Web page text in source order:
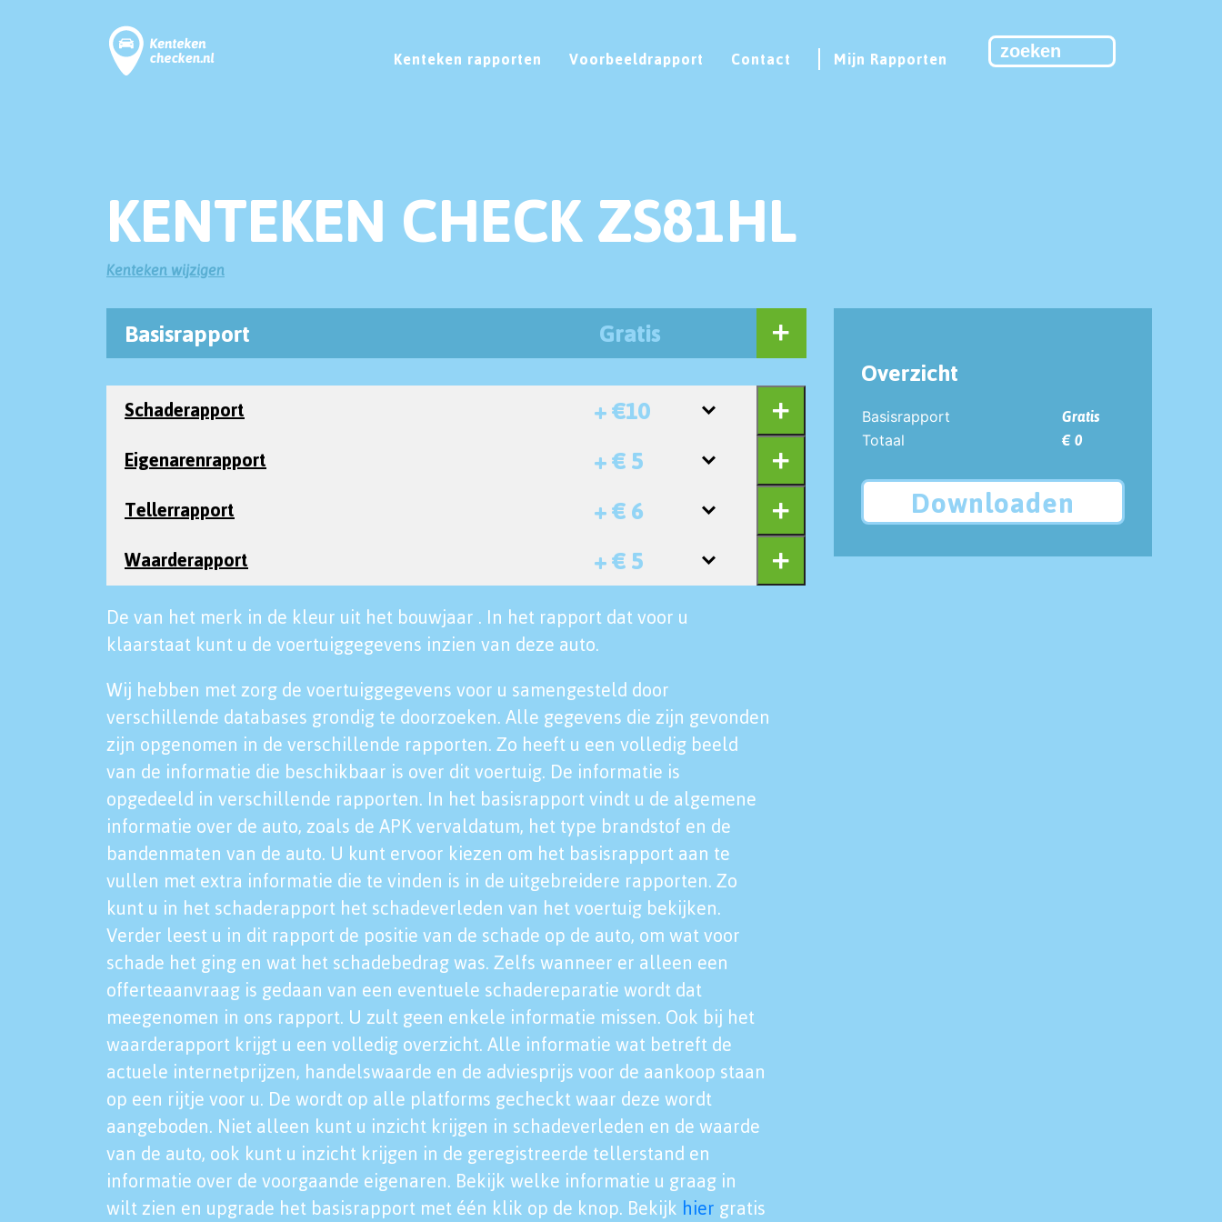
Kenteken rapporten Voorbeeldrapport Contact Mijn Rapporten
KENTEKEN CHECK ZS81HL
Kenteken wijzigen
Basisrapport Gratis
Schaderapport + €10
Eigenarenrapport + € 5
Tellerrapport + € 6
Waarderapport + € 5
De van het merk in de kleur uit het bouwjaar . In het rapport dat voor u
klaarstaat kunt u de voertuiggegevens inzien van deze auto.
Wij hebben met zorg de voertuiggegevens voor u samengesteld door
verschillende databases grondig te doorzoeken. Alle gegevens die zijn gevonden
zijn opgenomen in de verschillende rapporten. Zo heeft u een volledig beeld
van de informatie die beschikbaar is over dit voertuig. De informatie is
opgedeeld in verschillende rapporten. In het basisrapport vindt u de algemene
informatie over de auto, zoals de APK vervaldatum, het type brandstof en de
bandenmaten van de auto. U kunt ervoor kiezen om het basisrapport aan te
vullen met extra informatie die te vinden is in de uitgebreidere rapporten. Zo
kunt u in het schaderapport het schadeverleden van het voertuig bekijken.
Verder leest u in dit rapport de positie van de schade op de auto, om wat voor
schade het ging en wat het schadebedrag was. Zelfs wanneer er alleen een
offerteaanvraag is gedaan van een eventuele schadereparatie wordt dat
meegenomen in ons rapport. U zult geen enkele informatie missen. Ook bij het
waarderapport krijgt u een volledig overzicht. Alle informatie wat betreft de
actuele internetprijzen, handelswaarde en de adviesprijs voor de aankoop staan
op een rijtje voor u. De wordt op alle platforms gecheckt waar deze wordt
aangeboden. Niet alleen kunt u inzicht krijgen in schadeverleden en de waarde
van de auto, ook kunt u inzicht krijgen in de geregistreerde tellerstand en
informatie over de voorgaande eigenaren. Bekijk welke informatie u graag in
wilt zien en upgrade het basisrapport met één klik op de knop. Bekijk hier gratis
Overzicht
Basisrapport
Gratis
Totaal
€ 0
Downloaden